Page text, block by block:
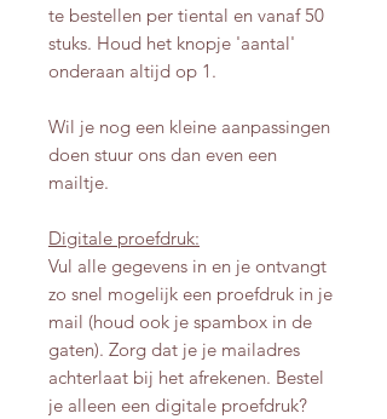
te bestellen per tiental en vanaf 50
stuks. Houd het knopje 'aantal'
onderaan altijd op 1.
Wil je nog een kleine aanpassingen
doen stuur ons dan even een
mailtje.
Digitale proefdruk:
Vul alle gegevens in en je ontvangt
zo snel mogelijk een proefdruk in je
mail (houd ook je spambox in de
gaten). Zorg dat je je mailadres
achterlaat bij het afrekenen. Bestel
je alleen een digitale proefdruk?